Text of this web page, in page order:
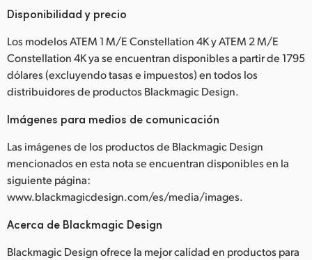
Disponibilidad y precio
Los modelos ATEM 1 M/E Constellation 4K y ATEM 2 M/E
Constellation 4K ya se encuentran disponibles a partir de 1795
dólares (excluyendo tasas e impuestos) en todos los
distribuidores de productos Blackmagic Design.
Imágenes para medios de comunicación
Las imágenes de los productos de Blackmagic Design
mencionados en esta nota se encuentran disponibles en la
siguiente página:
www.blackmagicdesign.com/es/media/images.
Acerca de Blackmagic Design
Blackmagic Design ofrece la mejor calidad en productos para